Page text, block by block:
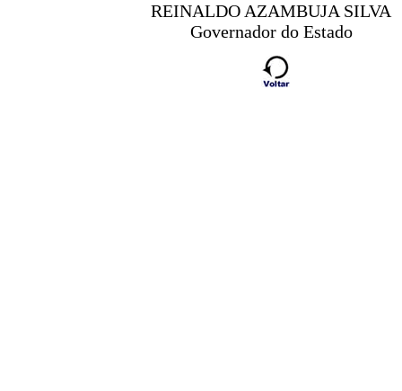
REINALDO AZAMBUJA SILVA
Governador do Estado